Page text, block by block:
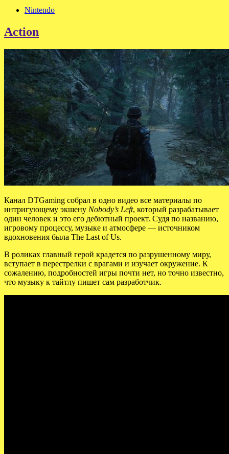
Nintendo
Action
Канал DTGaming собрал в одно видео все материалы по
интригующему экшену Nobody’s Left, который разрабатывает
один человек и это его дебютный проект. Судя по названию,
игровому процессу, музыке и атмосфере — источником
вдохновения была The Last of Us.
В роликах главный герой крадется по разрушенному миру,
вступает в перестрелки с врагами и изучает окружение. К
сожалению, подробностей игры почти нет, но точно известно,
что музыку к тайтлу пишет сам разработчик.